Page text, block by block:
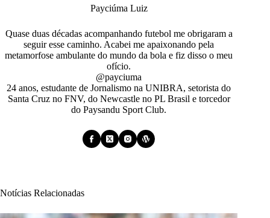
Payciúma Luiz
Quase duas décadas acompanhando futebol me obrigaram a
seguir esse caminho. Acabei me apaixonando pela
metamorfose ambulante do mundo da bola e fiz disso o meu
ofício.
@payciuma
24 anos, estudante de Jornalismo na UNIBRA, setorista do
Santa Cruz no FNV, do Newcastle no PL Brasil e torcedor
do Paysandu Sport Club.
Notícias Relacionadas